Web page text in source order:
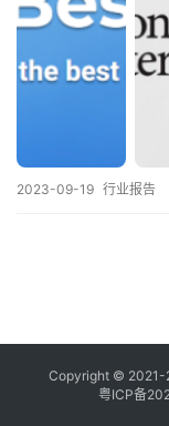
转
活
我
2023-09-19 行业报告
Copyright © 2021-
粤ICP备